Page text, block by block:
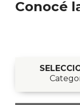
Conocé